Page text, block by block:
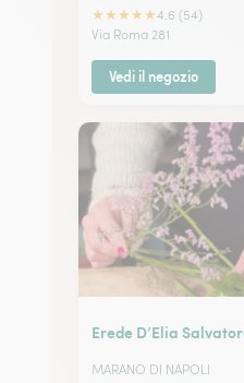
★★★★★4.6 (54)
Via Roma 281
Vedi il negozio
Erede D’Elia
MARANO DI NAPOLI